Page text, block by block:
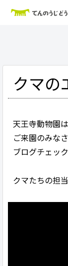
クマの
天王寺動物園
ご来園のみな
ブログチェッ
クマたちの担